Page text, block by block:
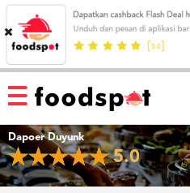
HOME
MENU
RESTAURANT
CARA
PESAN
OUR
Dapoer Duyunk
5.0